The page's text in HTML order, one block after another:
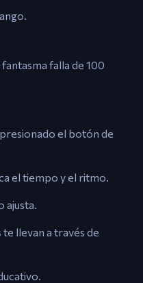
falla de 100
el botón de
el tiempo y el ritmo.
ajusta.
llevan a través de